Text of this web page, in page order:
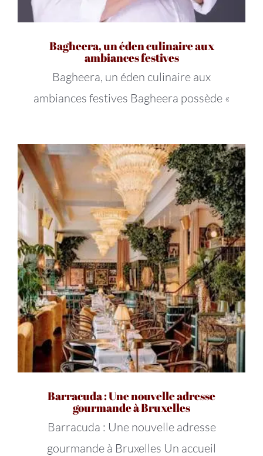
Bagheera, un éden culinaire aux
ambiances festives
Bagheera, un éden culinaire aux
ambiances festives Bagheera possède «
Barracuda : Une nouvelle adresse
gourmande à Bruxelles
Barracuda : Une nouvelle adresse
gourmande à Bruxelles Un accueil